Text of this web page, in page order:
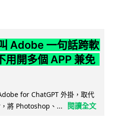
Adobe 一句話跨軟
用開多個 APP 兼免
for ChatGPT 外掛，取代
將 Photoshop、...
閱讀全文